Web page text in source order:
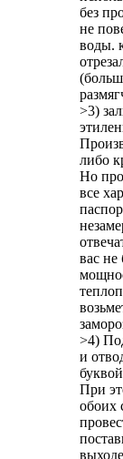
без
не
воды.
>3)
либо
Но
все
вас не
>4)
и
При
обоих